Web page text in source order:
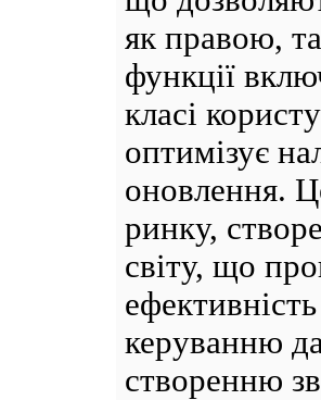
як правою,
функції
класі
оптимізує
оновлення.
ринку,
світу, що
керуванню
створенню